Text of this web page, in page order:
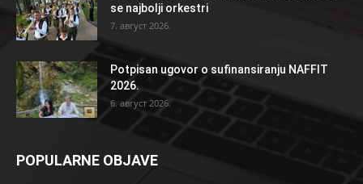
se najbolji orkestri
7. август 2026.
Potpisan ugovor o sufinansiranju NAFFIT
2026.
6. август 2026.
POPULARNE OBJAVE